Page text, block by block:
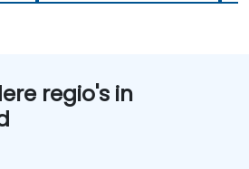
regio's in